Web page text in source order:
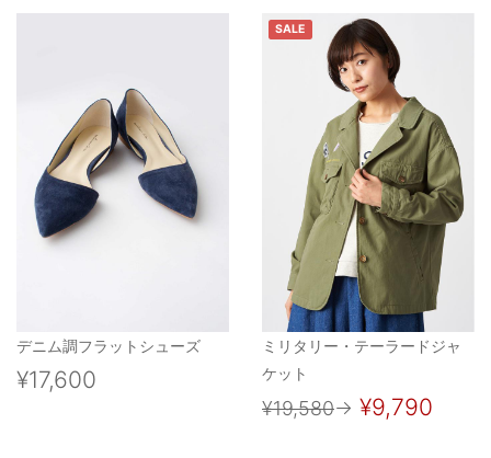
デニム調フラットシューズ
¥17,600
SALE
ミリタリー・テーラードジャ
ケット
¥19,580→ ¥9,790